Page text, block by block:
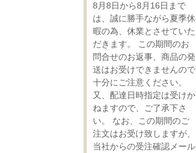
8月8日から8月16日まで
は、誠に勝手ながら夏季休
暇の為、休業とさせていた
だきます。 この期間のお
問合せのお返事、商品の発
送はお受けできませんので
十分にご注意ください。
又、配達日時指定は受けか
ねますので、ご了承下さ
い。 なお、この期間のご
注文はお受け致しますが、
当社からの受注確認メール